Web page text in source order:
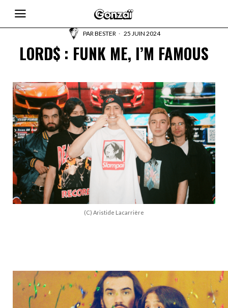
PARBESTER 25 JUIN 2024
LORD$ : FUNK ME, I’M FAMOUS
(C) Aristide Lacarrière